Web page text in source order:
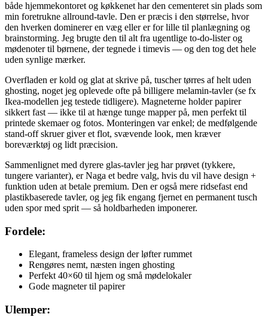
både hjemmekontoret og køkkenet har den cementeret sin plads som
min foretrukne allround-tavle. Den er præcis i den størrelse, hvor
den hverken dominerer en væg eller er for lille til planlægning og
brainstorming. Jeg brugte den til alt fra ugentlige to-do-lister og
mødenoter til børnene, der tegnede i timevis — og den tog det hele
uden synlige mærker.
Overfladen er kold og glat at skrive på, tuscher tørres af helt uden
ghosting, noget jeg oplevede ofte på billigere melamin-tavler (se fx
Ikea-modellen jeg testede tidligere). Magneterne holder papirer
sikkert fast — ikke til at hænge tunge mapper på, men perfekt til
printede skemaer og fotos. Monteringen var enkel; de medfølgende
stand-off skruer giver et flot, svævende look, men kræver
boreværktøj og lidt præcision.
Sammenlignet med dyrere glas-tavler jeg har prøvet (tykkere,
tungere varianter), er Naga et bedre valg, hvis du vil have design +
funktion uden at betale premium. Den er også mere ridsefast end
plastikbaserede tavler, og jeg fik engang fjernet en permanent tusch
uden spor med sprit — så holdbarheden imponerer.
Fordele:
Elegant, frameless design der løfter rummet
Rengøres nemt, næsten ingen ghosting
Perfekt 40×60 til hjem og små mødelokaler
Gode magneter til papirer
Ulemper: